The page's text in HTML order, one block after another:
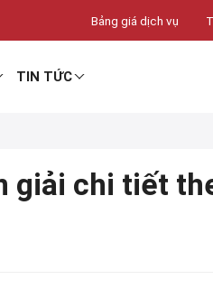
Bảng giá dịch vụ
TIN TỨC
giải chi tiết